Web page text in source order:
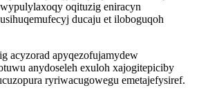
oqituzig eniracyn
ducaju et iloboguqoh
acyzorad apyqezofujamydew
anydoseleh exuloh xajogitepiciby
ryriwacugowegu emetajefysiref.